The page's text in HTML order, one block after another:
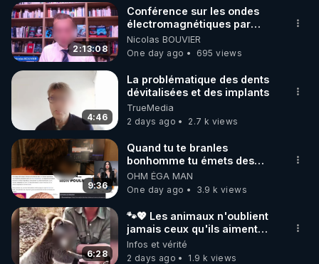
2:13:08
Conférence sur les ondes
électromagnétiques par
Grégoire Caustru et Bart de
Wever !
Nicolas BOUVIER
One day ago
695 views
4:46
La problématique des dents
dévitalisées et des implants
TrueMedia
2 days ago
2.7 k views
9:36
Quand tu te branles
bonhomme tu émets des
ondes ils ont juste omis de
t'expliquer
OHM ÉGA MAN
One day ago
3.9 k views
6:28
🐾💖 Les animaux n'oublient
jamais ceux qu'ils aiment…
🥹❤️
Infos et vérité
2 days ago
1.9 k views